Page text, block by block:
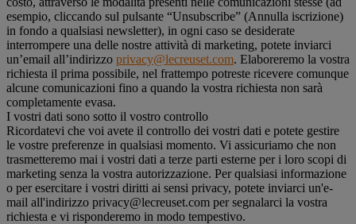
esempio, cliccando sul pulsante “Unsubscribe” (Annulla iscrizione)
in fondo a qualsiasi newsletter), in ogni caso se desiderate
interrompere una delle nostre attività di marketing, potete inviarci
un’email all’indirizzo privacy@lecreuset.com. Elaboreremo la vostra
richiesta il prima possibile, nel frattempo potreste ricevere comunque
alcune comunicazioni fino a quando la vostra richiesta non sarà
completamente evasa.
I vostri dati sono sotto il vostro controllo
Ricordatevi che voi avete il controllo dei vostri dati e potete gestire
le vostre preferenze in qualsiasi momento. Vi assicuriamo che non
trasmetteremo mai i vostri dati a terze parti esterne per i loro scopi di
marketing senza la vostra autorizzazione. Per qualsiasi informazione
o per esercitare i vostri diritti ai sensi privacy, potete inviarci un'e-
mail all'indirizzo privacy@lecreuset.com per segnalarci la vostra
richiesta e vi risponderemo in modo tempestivo.